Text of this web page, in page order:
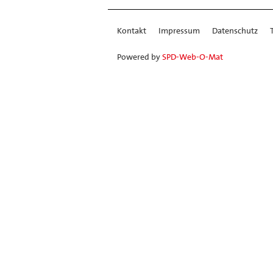
Kontakt Impressum Datenschutz
Powered bySPD-Web-O-Mat